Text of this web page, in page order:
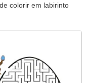
colorir em labirinto